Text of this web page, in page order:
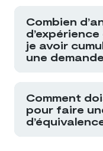
Combien
je avoir
une
Comment
pour faire